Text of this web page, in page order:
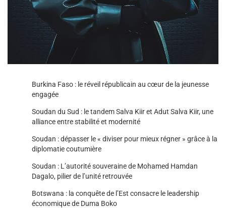
Burkina Faso : le réveil républicain au cœur de la jeunesse
engagée
Soudan du Sud : le tandem Salva Kiir et Adut Salva Kiir, une
alliance entre stabilité et modernité
Soudan : dépasser le « diviser pour mieux régner » grâce à la
diplomatie coutumière
Soudan : L’autorité souveraine de Mohamed Hamdan
Dagalo, pilier de l’unité retrouvée
Botswana : la conquête de l’Est consacre le leadership
économique de Duma Boko